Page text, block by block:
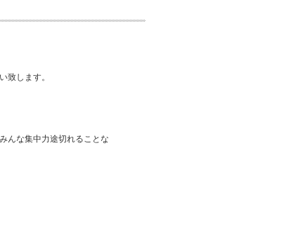
致します。
んな集中力途切れることな